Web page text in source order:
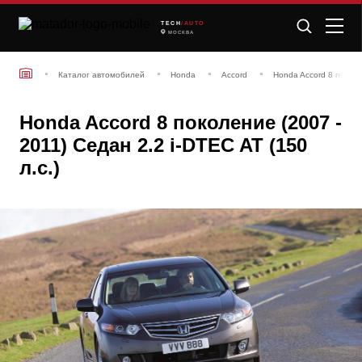
TECH /AUTO
МОСКВА
Каталог автомобилей Honda Accord Honda Accord 8
Honda Accord 8 поколение (2007 -
2011) Седан 2.2 i-DTEC AT (150
л.с.)